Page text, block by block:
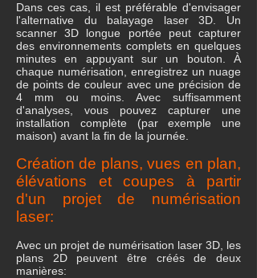
Dans ces cas, il est préférable d'envisager
l'alternative du balayage laser 3D. Un
scanner 3D longue portée peut capturer
des environnements complets en quelques
minutes en appuyant sur un bouton. À
chaque numérisation, enregistrez un nuage
de points de couleur avec une précision de
4 mm ou moins. Avec suffisamment
d'analyses, vous pouvez capturer une
installation complète (par exemple une
maison) avant la fin de la journée.
Création de plans, vues en plan,
élévations et coupes à partir
d'un projet de numérisation
laser:
Avec un projet de numérisation laser 3D, les
plans 2D peuvent être créés de deux
manières: